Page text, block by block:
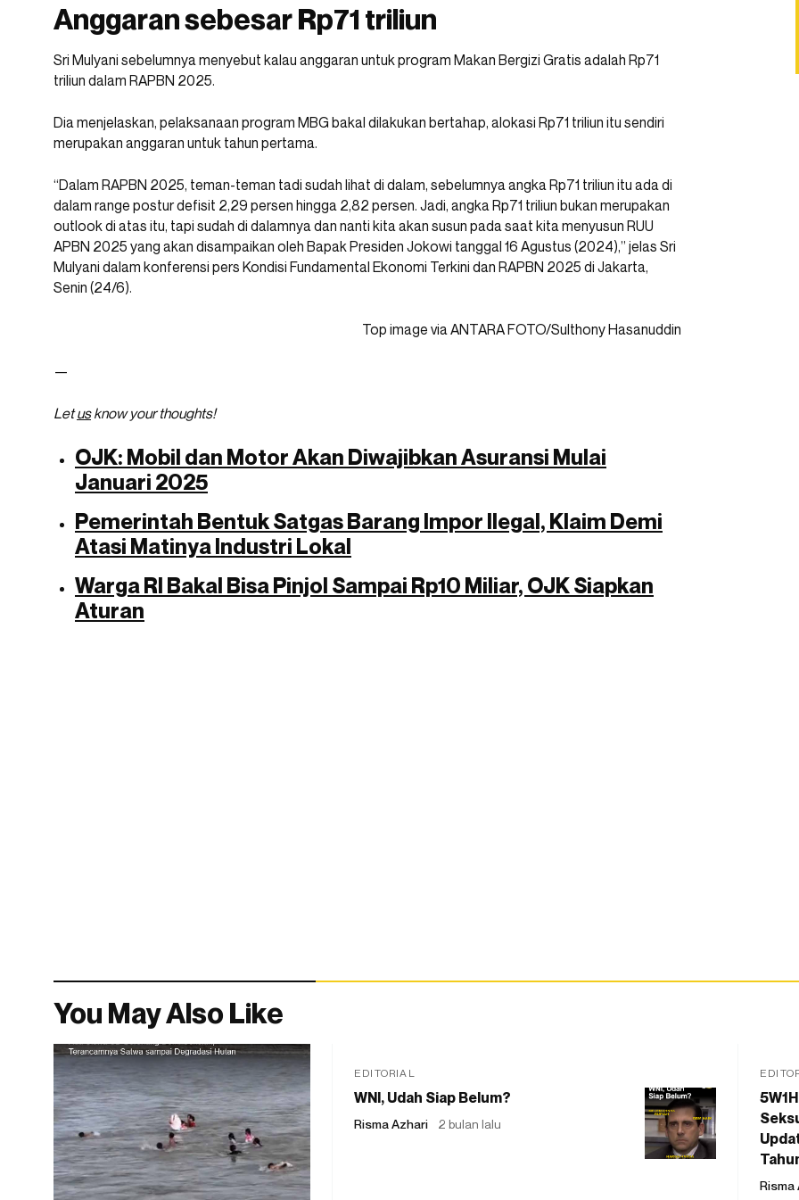
Anggaran sebesar Rp71 triliun
Sri Mulyani sebelumnya menyebut kalau anggaran untuk program Makan Bergizi Gratis adalah Rp71
triliun dalam RAPBN 2025.
Dia menjelaskan, pelaksanaan program MBG bakal dilakukan bertahap, alokasi Rp71 triliun itu sendiri
merupakan anggaran untuk tahun pertama.
“Dalam RAPBN 2025, teman-teman tadi sudah lihat di dalam, sebelumnya angka Rp71 triliun itu ada di
dalam range postur defisit 2,29 persen hingga 2,82 persen. Jadi, angka Rp71 triliun bukan merupakan
outlook di atas itu, tapi sudah di dalamnya dan nanti kita akan susun pada saat kita menyusun RUU
APBN 2025 yang akan disampaikan oleh Bapak Presiden Jokowi tanggal 16 Agustus (2024),” jelas Sri
Mulyani dalam konferensi pers Kondisi Fundamental Ekonomi Terkini dan RAPBN 2025 di Jakarta,
Senin (24/6).
Top image via ANTARA FOTO/Sulthony Hasanuddin
—
Letusknow your thoughts!
OJK: Mobil dan Motor Akan Diwajibkan Asuransi Mulai
Januari 2025
Pemerintah Bentuk Satgas Barang Impor Ilegal, Klaim Demi
Atasi Matinya Industri Lokal
Warga RI Bakal Bisa Pinjol Sampai Rp10 Miliar, OJK Siapkan
Aturan
You May Also Like
EDITORIAL
WNI, Udah Siap Belum?
Risma Azhari 2 bulan lalu
Risma